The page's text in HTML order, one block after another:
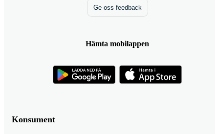
Konsument
Ge oss feedback
Hämta mobilappen